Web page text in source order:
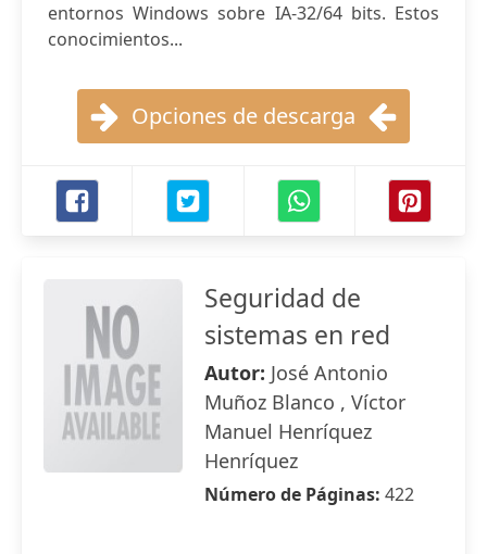
entornos Windows sobre IA-32/64 bits. Estos
conocimientos...
Opciones de descarga
Seguridad de
sistemas en red
Autor: José Antonio
Muñoz Blanco , Víctor
Manuel Henríquez
Henríquez
Número de Páginas: 422